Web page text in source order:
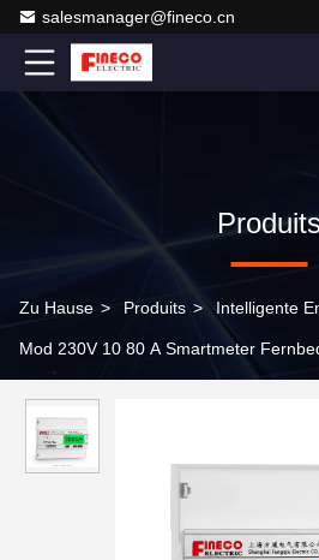
salesmanager@fineco.cn
Zu Hause > Produits > Intelligente
Mod 230V 10 80 A Smartmeter